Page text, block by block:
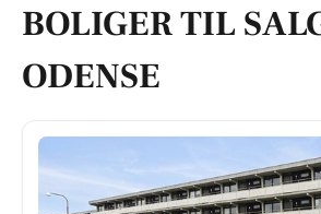
BOLIGER TIL
ODENSE